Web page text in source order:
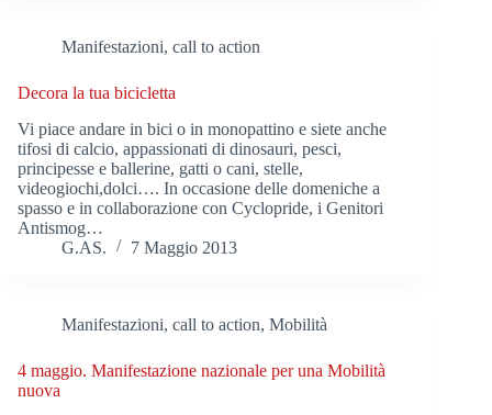
Manifestazioni, call to action
Decora la tua bicicletta
Vi piace andare in bici o in monopattino e siete anche
tifosi di calcio, appassionati di dinosauri, pesci,
principesse e ballerine, gatti o cani, stelle,
videogiochi,dolci…. In occasione delle domeniche a
spasso e in collaborazione con Cyclopride, i Genitori
Antismog…
G.AS.
7 Maggio 2013
Manifestazioni, call to action, Mobilità
4 maggio. Manifestazione nazionale per una Mobilità
nuova